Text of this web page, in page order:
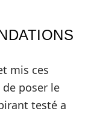
mis ces
poser le
testé a